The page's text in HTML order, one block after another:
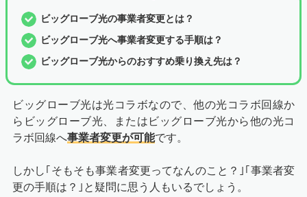
ビッグローブ光の事業者変更とは？
ビッグローブ光へ事業者変更する手順は？
ビッグローブ光からのおすすめ乗り換え先は？
ビッグローブ光は光コラボなので、他の光コラボ回線か
らビッグローブ光、またはビッグローブ光から他の光コ
ラボ回線へ事業者変更が可能です。
しかし｢そもそも事業者変更ってなんのこと？｣｢事業者変
更の手順は？｣と疑問に思う人もいるでしょう。